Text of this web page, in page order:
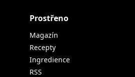
Prostřeno
Magazín
Recepty
Ingredience
RSS